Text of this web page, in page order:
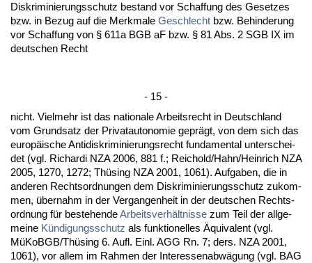
Dis­kri­mi­nie­rungs­schutz be­stand vor Schaf­fung des Ge­set­zes
bzw. in Be­zug auf die Merk­ma­le Ge­schlecht bzw. Be­hin­de­rung
vor Schaf­fung von § 611a BGB aF bzw. § 81 Abs. 2 SGB IX im
deut­schen Recht
- 15 -
nicht. Viel­mehr ist das na­tio­na­le Ar­beits­recht in Deutsch­land
vom Grund­satz der Pri­vat­au­to­no­mie ge­prägt, von dem sich das
eu­ropäische An­ti­dis­kri­mi­nie­rungs­recht fun­da­men­tal un­ter­schei­
det (vgl. Ri­char­di NZA 2006, 881 f.; Reichold/Hahn/Hein­rich NZA
2005, 1270, 1272; Thüsing NZA 2001, 1061). Auf­ga­ben, die in
an­de­ren Rechts­ord­nun­gen dem Dis­kri­mi­nie­rungs­schutz zu­kom­
men, über­nahm in der Ver­gan­gen­heit in der deut­schen Rechts­
ord­nung für be­ste­hen­deAr­beits­verhält­nis­se zum Teil der all­ge­
mei­ne Kündi­gungs­schutz als funk­tio­nel­les Äqui­va­lent (vgl.
MüKoBGB/Thüsing 6. Aufl. Einl. AGG Rn. 7; ders. NZA 2001,
1061), vor al­lem im Rah­men der In­ter­es­sen­abwägung (vgl. BAG